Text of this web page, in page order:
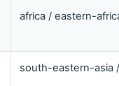
africa / eastern-
south-eastern-asia